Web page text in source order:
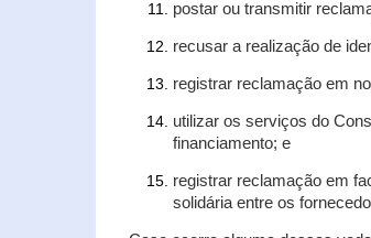
postar ou transmitir
recusar a realização de
registrar reclamação em
utilizar os serviços do
financiamento; e
registrar reclamação em
solidária entre os